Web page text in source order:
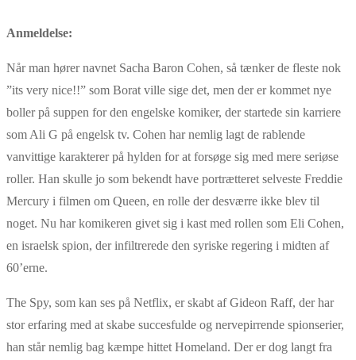
Anmeldelse:
Når man hører navnet Sacha Baron Cohen, så tænker de fleste nok
”its very nice!!” som Borat ville sige det, men der er kommet nye
boller på suppen for den engelske komiker, der startede sin karriere
som Ali G på engelsk tv. Cohen har nemlig lagt de rablende
vanvittige karakterer på hylden for at forsøge sig med mere seriøse
roller. Han skulle jo som bekendt have portrætteret selveste Freddie
Mercury i filmen om Queen, en rolle der desværre ikke blev til
noget. Nu har komikeren givet sig i kast med rollen som Eli Cohen,
en israelsk spion, der infiltrerede den syriske regering i midten af
60’erne.
The Spy, som kan ses på Netflix, er skabt af Gideon Raff, der har
stor erfaring med at skabe succesfulde og nervepirrende spionserier,
han står nemlig bag kæmpe hittet Homeland. Der er dog langt fra